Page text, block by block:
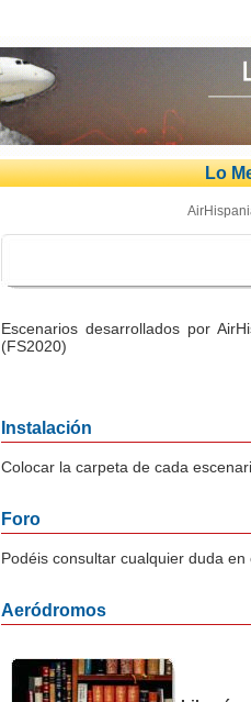
Lo
Escenarios desarrollados por
(FS2020)
Instalación
Colocar la carpeta de cada
Foro
Podéis consultar cualquier duda en
Aeródromos